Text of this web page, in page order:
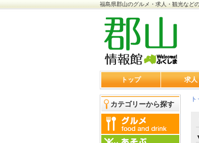
福島県郡山のグルメ・求人・観光など
トップ 求人
カテゴリーから探す